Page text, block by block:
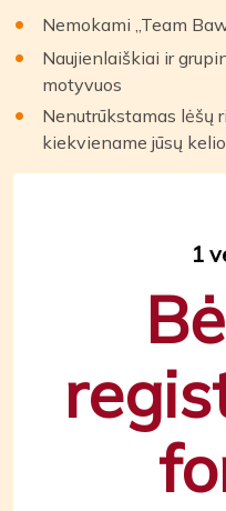
Nemokami „Team
Naujienlaiškiai ir
motyvuos
Nenutrūkstamas lėšų
kiekviename jūsų
1